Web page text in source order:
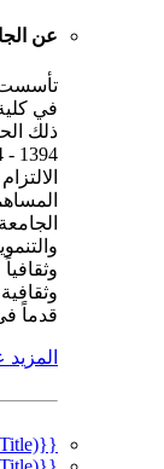
عن
تأسست
ذلك
قدماً
{{mmc.getCurrentTranslation(item.Title)}}